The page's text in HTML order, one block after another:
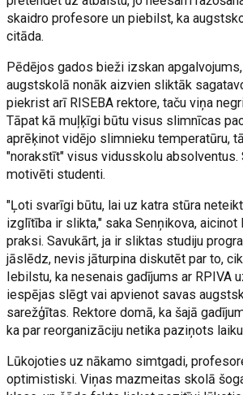
skaidro profesore un piebilst, ka
citāda.
Pēdējos gados bieži izskan
augstskolā nonāk aizvien sliktāk
piekrist arī RISEBA rektore, taču viņa
Tāpat kā muļķīgi būtu visus slimnīcas
aprēķinot vidējo slimnieku temperatūru,
"norakstīt" visus vidusskolu absolventus.
motivēti studenti.
"Ļoti svarīgi būtu, lai uz katra stūra
izglītība ir slikta," saka Senņikova,
praksi. Savukārt, ja ir sliktas studiju
jāslēdz, nevis jāturpina diskutēt par to,
Iebilstu, ka nesenais gadījums ar RPIVA
iespējas slēgt vai apvienot savas
sarežģītas. Rektore domā, ka šajā
ka par reorganizāciju netika paziņots
Lūkojoties uz nākamo simtgadi,
optimistiski. Viņas mazmeitas skolā